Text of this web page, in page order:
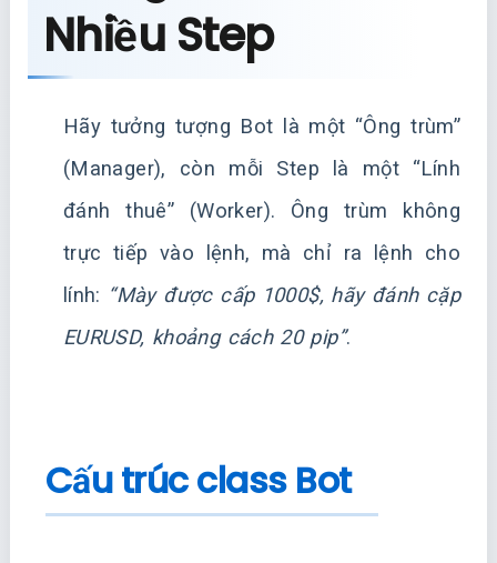
Nhiều Step
Hãy tưởng tượng Bot là một “Ông trùm”
(Manager), còn mỗi Step là một “Lính
đánh thuê” (Worker). Ông trùm không
trực tiếp vào lệnh, mà chỉ ra lệnh cho
lính: “Mày được cấp 1000$, hãy đánh cặp
EURUSD, khoảng cách 20 pip”.
Cấu trúc class Bot